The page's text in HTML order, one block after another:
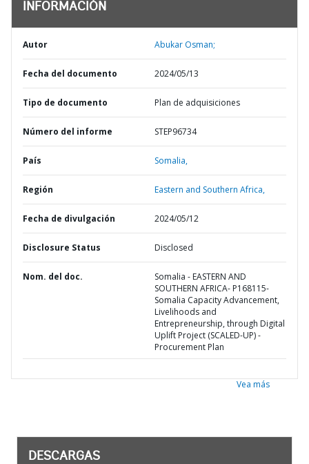
INFORMACIÓN
Autor Abukar Osman;
Fecha del documento 2024/05/13
Tipo de documento Plan de adquisiciones
Número del informe STEP96734
País Somalia,
Región Eastern and Southern Africa,
Fecha de divulgación 2024/05/12
Disclosure Status Disclosed
Nom. del doc.
Somalia - EASTERN AND
SOUTHERN AFRICA- P168115-
Somalia Capacity Advancement,
Livelihoods and
Entrepreneurship, through Digital
Uplift Project (SCALED-UP) -
Procurement Plan
Vea más
DESCARGAS